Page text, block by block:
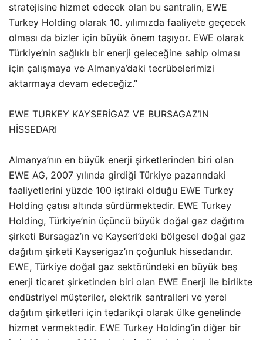
stratejisine hizmet edecek olan bu santralin, EWE
Turkey Holding olarak 10. yılımızda faaliyete geçecek
olması da bizler için büyük önem taşıyor. EWE olarak
Türkiye’nin sağlıklı bir enerji geleceğine sahip olması
için çalışmaya ve Almanya’daki tecrübelerimizi
aktarmaya devam edeceğiz.”
EWE TURKEY KAYSERİGAZ VE BURSAGAZ’IN
HİSSEDARI
Almanya’nın en büyük enerji şirketlerinden biri olan
EWE AG, 2007 yılında girdiği Türkiye pazarındaki
faaliyetlerini yüzde 100 iştiraki olduğu EWE Turkey
Holding çatısı altında sürdürmektedir. EWE Turkey
Holding, Türkiye’nin üçüncü büyük doğal gaz dağıtım
şirketi Bursagaz’ın ve Kayseri’deki bölgesel doğal gaz
dağıtım şirketi Kayserigaz’ın çoğunluk hissedarıdır.
EWE, Türkiye doğal gaz sektöründeki en büyük beş
enerji ticaret şirketinden biri olan EWE Enerji ile birlikte
endüstriyel müşteriler, elektrik santralleri ve yerel
dağıtım şirketleri için tedarikçi olarak ülke genelinde
hizmet vermektedir. EWE Turkey Holding’in diğer bir